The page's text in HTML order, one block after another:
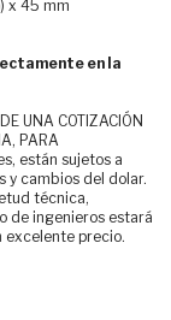
x 45 mm
en la
UNA COTIZACIÓN
PARA
están sujetos a
y cambios del dolar.
técnica,
de ingenieros estará
excelente precio.